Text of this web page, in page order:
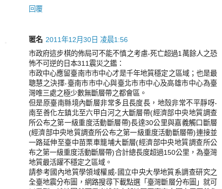
回覆
匿名 2011年12月30日 凌晨1:56
市政府這步棋的佈局可不能不慎之考慮-死亡超過1萬餘人之恐
怖不可逆的日本311震災之鑑：
市政中心應留臺南市市中心才是千年地質穩定之區域；也是最
聰慧之決擇-臺南市市中心與臺北市市中心及高雄市中心為臺
灣唯三處之極少數無斷層帶之都會區。
但是原臺南縣境內斷層非常多且長度長，地殼非常不平靜呀-
南至善化左鎮北至六甲白河之大斷層帶(經濟部中央地質調查
所公布之第一級重度活動斷層帶)長達30公里與嘉義觸口斷層
(經濟部中央地質調查所公布之第一級重度活動斷層帶)連接並
一路延伸至臺中苗栗車籠埔大斷層(經濟部中央地質調查所公
布之第一級重度活動斷層帶)合計總長度超過150公里，為臺灣
地質最活躍不穩定之區域。
請参考國內地質學領域權威-國立中央大學地質系調查研究之
全臺地震分布圖，網路搜尋下載點選「臺灣斷層分布圖」就可